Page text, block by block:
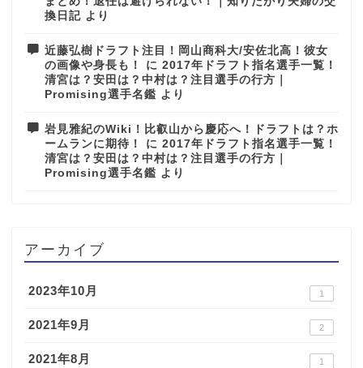
換日記 より
近藤弘樹ドラフト注目！岡山商科大/安佐北高！彼女
の画像や身長も！
に 2017年ドラフト指名選手一覧！
清宮は？安田は？中村は？注目選手の行方｜
Promising選手名鑑 より
岩見雅紀のWiki！比叡山から慶応へ！ドラフトは？ホ
ームランに期待！
に 2017年ドラフト指名選手一覧！
清宮は？安田は？中村は？注目選手の行方｜
Promising選手名鑑 より
アーカイブ
2023年10月 1
2021年9月 2
2021年8月 1